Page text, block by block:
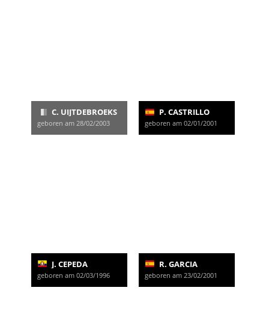
C. UIJTDEBROEKS
geboren am 28/02/2003
P. CASTRILLO
geboren am 02/01/2001
J. CEPEDA
geboren am 02/03/1996
R. GARCIA
geboren am 23/02/2001